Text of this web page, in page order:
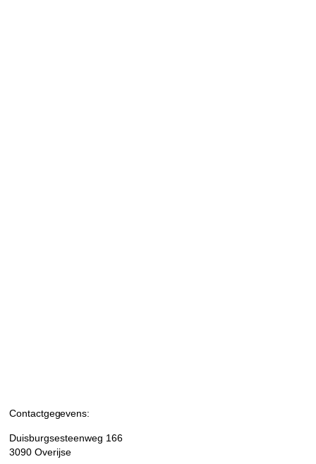
Contactgegevens:
Duisburgsesteenweg 166
3090 Overijse